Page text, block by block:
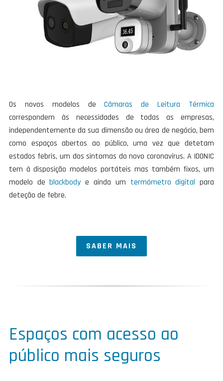
Os novos modelos deCâmaras de Leitura Térmica
correspondem às necessidades de todas as empresas,
independentemente da sua dimensão ou área de negócio, bem
como espaços abertos ao público, uma vez que detetam
estados febris, um dos sintomas do novo coronavírus. A IDONIC
tem à disposição modelos portáteis mas também fixos, um
modelo deblackbody e ainda um termómetro digital para
deteção de febre.
SABER MAIS
Espaços com acesso ao
público mais seguros